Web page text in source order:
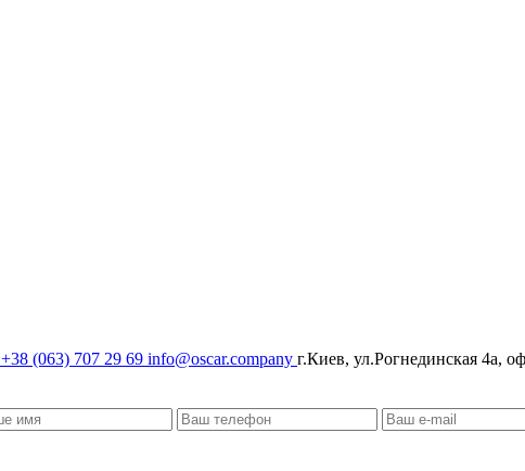
+38 (063) 707 29 69 info@oscar.company г.Киев, ул.Рогнединская 4а,